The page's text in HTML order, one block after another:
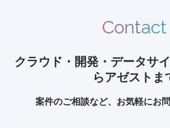
Contact
クラウド・開発・データサ
らアゼストま
案件のご相談など、お気軽にお